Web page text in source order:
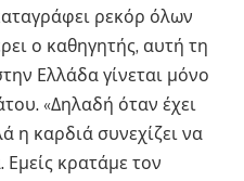
ρεκόρ όλων
ο καθηγητής, αυτή τη
Ελλάδα γίνεται μόνο
«Δηλαδή όταν έχει
η καρδιά συνεχίζει να
Εμείς κρατάμε τον